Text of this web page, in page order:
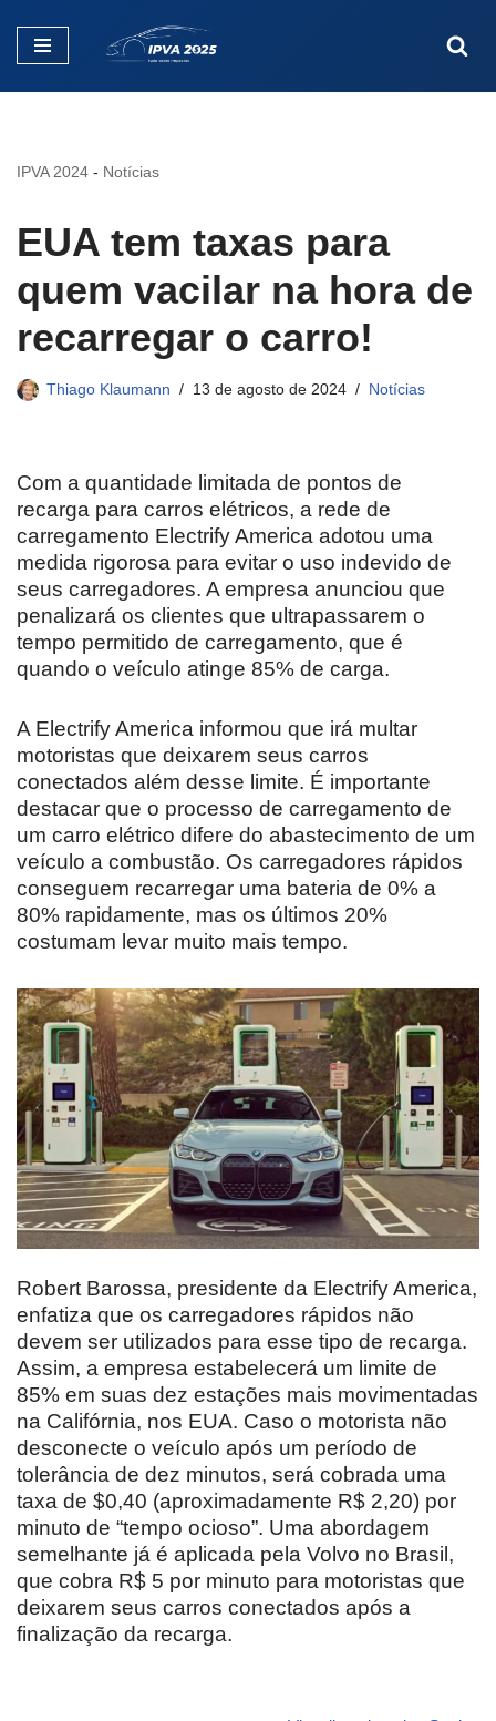
Pular
IPVA 2024 - Notícias
EUA tem taxas para
quem vacilar na hora de
recarregar o carro!
Thiago Klaumann 13 de agosto de 2024 Notícias
Com a quantidade limitada de pontos de
recarga para carros elétricos, a rede de
carregamento Electrify America adotou uma
medida rigorosa para evitar o uso indevido de
seus carregadores. A empresa anunciou que
penalizará os clientes que ultrapassarem o
tempo permitido de carregamento, que é
quando o veículo atinge 85% de carga.
A Electrify America informou que irá multar
motoristas que deixarem seus carros
conectados além desse limite. É importante
destacar que o processo de carregamento de
um carro elétrico difere do abastecimento de um
veículo a combustão. Os carregadores rápidos
conseguem recarregar uma bateria de 0% a
80% rapidamente, mas os últimos 20%
costumam levar muito mais tempo.
Robert Barossa, presidente da Electrify America,
enfatiza que os carregadores rápidos não
devem ser utilizados para esse tipo de recarga.
Assim, a empresa estabelecerá um limite de
85% em suas dez estações mais movimentadas
na Califórnia, nos EUA. Caso o motorista não
desconecte o veículo após um período de
tolerância de dez minutos, será cobrada uma
taxa de $0,40 (aproximadamente R$ 2,20) por
minuto de “tempo ocioso”. Uma abordagem
semelhante já é aplicada pela Volvo no Brasil,
que cobra R$ 5 por minuto para motoristas que
deixarem seus carros conectados após a
finalização da recarga.